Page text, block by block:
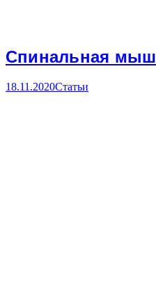
Спинальная
18.11.2020Статьи